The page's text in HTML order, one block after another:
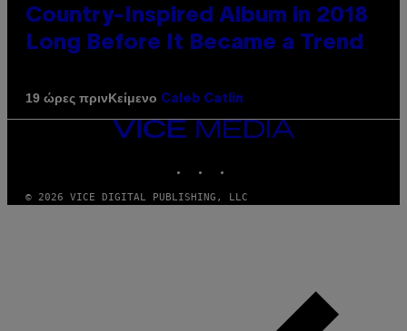
Country-Inspired Album in 2018
Long Before It Became a Trend
19 ώρες πρινΚείμενο Caleb Catlin
VICE
MEDIA
© 2026 VICE DIGITAL PUBLISHING, LLC